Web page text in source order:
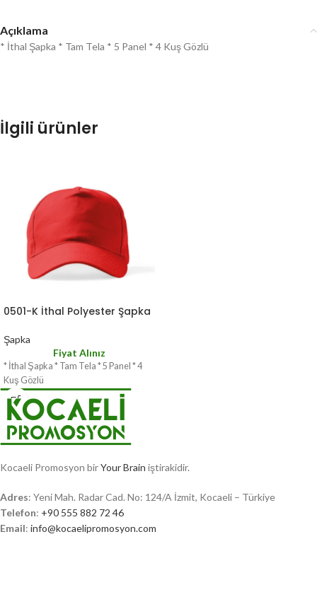
Açıklama
* İthal Şapka * Tam Tela * 5 Panel * 4 Kuş Gözlü
İlgili ürünler
0501-K İthal Polyester Şapka
Şapka
Fiyat Alınız
* İthal Şapka * Tam Tela * 5 Panel * 4
Kuş Gözlü
Kocaeli Promosyon birYour Brain iştirakidir.
Adres: Yeni Mah. Radar Cad. No: 124/A İzmit, Kocaeli – Türkiye
Telefon: +90 555 882 72 46
Email: info@kocaelipromosyon.com